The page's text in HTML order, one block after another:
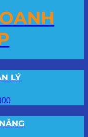
LÝ